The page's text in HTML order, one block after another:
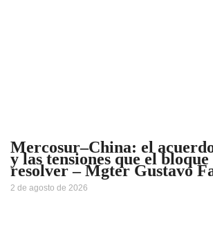
Mercosur–China: el
y las tensiones que el bloque
resolver – Mgter Gustavo
2 de agosto de 2026